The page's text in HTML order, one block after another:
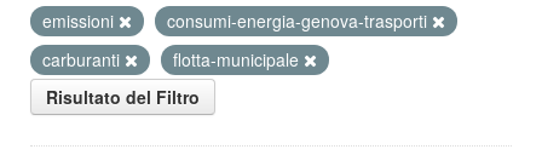
emissioni
consumi-energia-genova-trasporti
carburanti
flotta-municipale
Risultato del Filtro